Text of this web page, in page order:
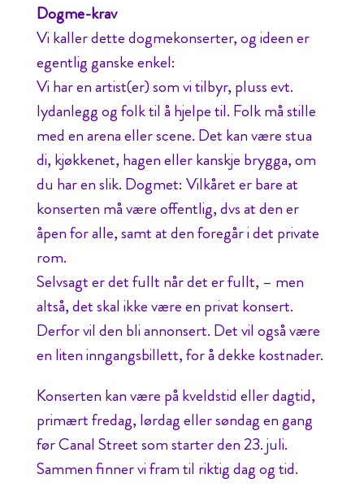
Dogme-krav
Vi kaller dette dogmekonserter, og ideen er
egentlig ganske enkel:
Vi har en artist(er) som vi tilbyr, pluss evt.
lydanlegg og folk til å hjelpe til. Folk må stille
med en arena eller scene. Det kan være stua
di, kjøkkenet, hagen eller kanskje brygga, om
du har en slik. Dogmet: Vilkåret er bare at
konserten må være offentlig, dvs at den er
åpen for alle, samt at den foregår i det private
rom.
Selvsagt er det fullt når det er fullt, – men
altså, det skal ikke være en privat konsert.
Derfor vil den bli annonsert. Det vil også være
en liten inngangsbillett, for å dekke kostnader.
Konserten kan være på kveldstid eller dagtid,
primært fredag, lørdag eller søndag en gang
før Canal Street som starter den 23. juli.
Sammen finner vi fram til riktig dag og tid.